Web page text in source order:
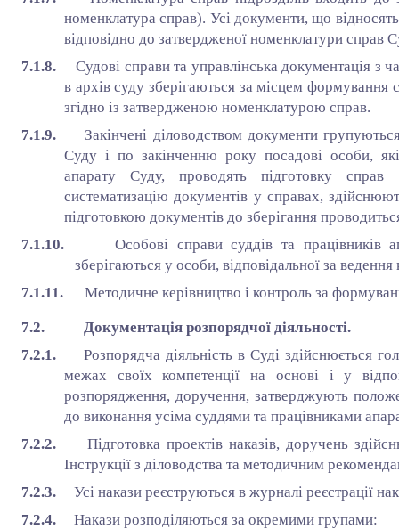
номенклатура справ). Усі документи, що
відповідно до затвердженої номенклатури справ
7.1.8.Судові справи та управлінська документація з
в архів суду зберігаються за місцем формування
згідно із затвердженою номенклатурою справ.
7.1.9.Закінчені діловодством документи
Суду і по закінченню року посадові особи,
апарату Суду, проводять підготовку
систематизацію документів у справах,
підготовкою документів до зберігання
7.1.10.Особові справи суддів та
зберігаються у особи, відповідальної за
7.1.11. Методичне керівництво і контроль за
7.2. Документація розпорядчої діяльності.
7.2.1. Розпорядча діяльність в Суді здійснюється
межах своїх компетенції на основі і у
розпорядження, доручення, затверджують
до виконання усіма суддями та працівниками
7.2.2. Підготовка проектів наказів, доручень
Інструкції з діловодства та методичним
7.2.3. Усі накази реєструються в журналі реєстрації
7.2.4. Накази розподіляються за окремими групами: